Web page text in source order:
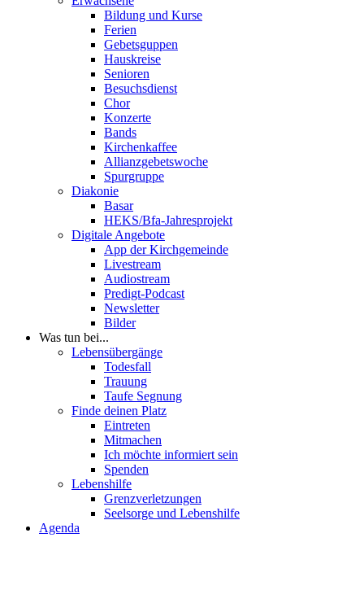
Bildung und Kurse
Ferien
Gebetsguppen
Hauskreise
Senioren
Besuchsdienst
Chor
Konzerte
Bands
Kirchenkaffee
Allianzgebetswoche
Spurgruppe
Diakonie
Basar
HEKS/Bfa-Jahresprojekt
Digitale Angebote
App der Kirchgemeinde
Livestream
Audiostream
Predigt-Podcast
Newsletter
Bilder
Was tun bei...
Lebensübergänge
Todesfall
Trauung
Taufe Segnung
Finde deinen Platz
Eintreten
Mitmachen
Ich möchte informiert sein
Spenden
Lebenshilfe
Grenzverletzungen
Seelsorge und Lebenshilfe
Agenda